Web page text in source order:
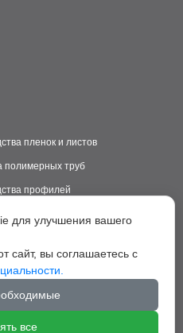
пленок и листов
полимерных труб
профилей
изделий из ДПК
пластиковых ковриков
грануляторы
для улучшения вашего
сайт, вы соглашаетесь с
все